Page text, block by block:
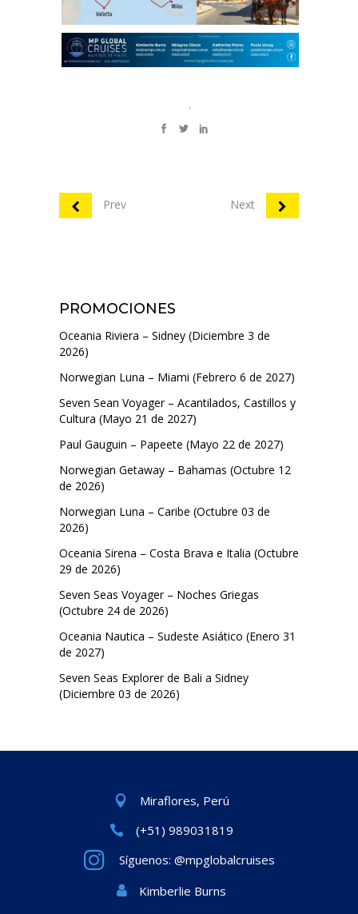
,
Prev Next
PROMOCIONES
Oceania Riviera – Sidney (Diciembre 3 de
2026)
Norwegian Luna – Miami (Febrero 6 de 2027)
Seven Sean Voyager – Acantilados, Castillos y
Cultura (Mayo 21 de 2027)
Paul Gauguin – Papeete (Mayo 22 de 2027)
Norwegian Getaway – Bahamas (Octubre 12
de 2026)
Norwegian Luna – Caribe (Octubre 03 de
2026)
Oceania Sirena – Costa Brava e Italia (Octubre
29 de 2026)
Seven Seas Voyager – Noches Griegas
(Octubre 24 de 2026)
Oceania Nautica – Sudeste Asiático (Enero 31
de 2027)
Seven Seas Explorer de Bali a Sidney
(Diciembre 03 de 2026)
Miraflores, Perú
(+51) 989031819
Síguenos: @mpglobalcruises
Kimberlie Burns